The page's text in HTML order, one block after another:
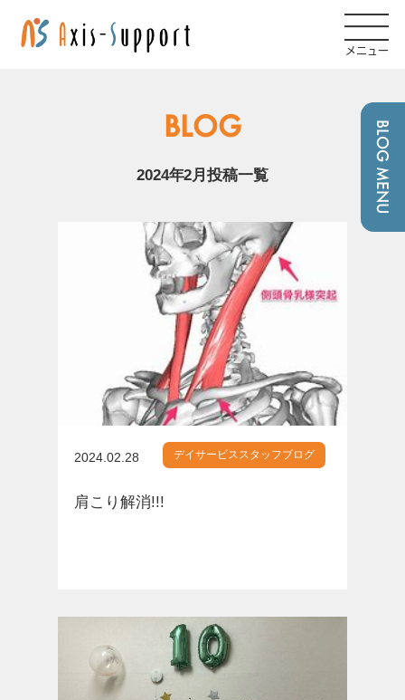
メニュー
BLOG
2024年2月投稿一覧
2024.02.28 デイサービススタッフブログ
肩こり解消!!!
BLOG MENU